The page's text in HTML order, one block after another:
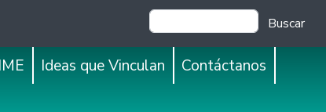
Ideas que Vinculan Contáctanos
Buscar